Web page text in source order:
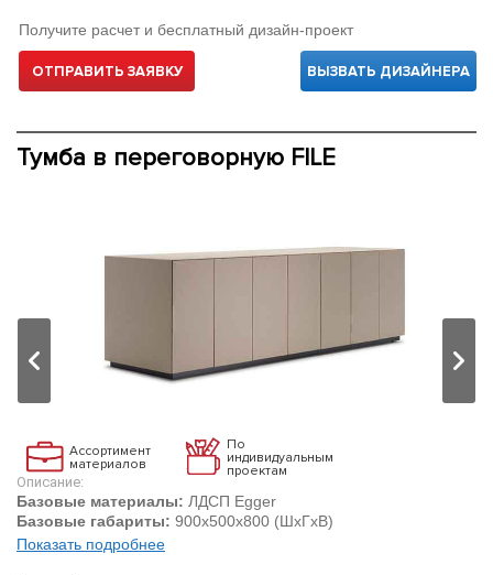
Получите расчет и бесплатный дизайн-проект
ОТПРАВИТЬ ЗАЯВКУ ВЫЗВАТЬ ДИЗАЙНЕРА
Тумба в переговорную FILE
Ассортимент
материалов
По
индивидуальным
проектам
Описание:
Базовые материалы: ЛДСП Egger
Базовые габариты: 900х500х800 (ШхГхВ)
Показать подробнее